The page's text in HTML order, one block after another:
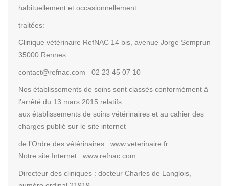
habituellement et occasionnellement
traitées:
Clinique vétérinaire RefNAC 14 bis, avenue Jorge Semprun
35000 Rennes
contact@refnac.com 02 23 45 07 10
Nos établissements de soins sont classés conformément à
l’arrêté du 13 mars 2015 relatifs
aux établissements de soins vétérinaires et au cahier des
charges publié sur le site internet
de l’Ordre des vétérinaires : www.veterinaire.fr :
Notre site Internet : www.refnac.com
Directeur des cliniques : docteur Charles de Langlois,